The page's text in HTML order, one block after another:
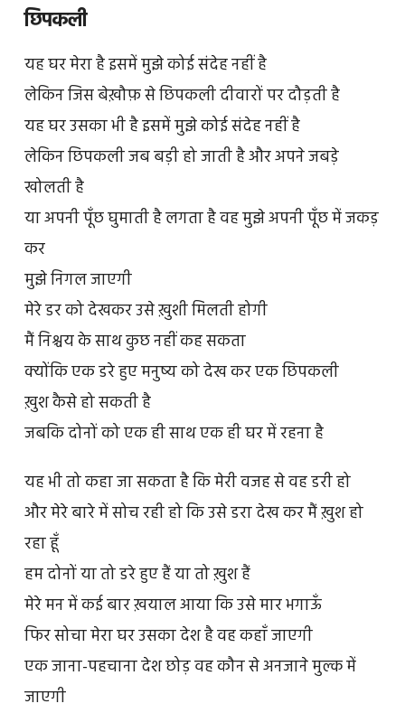
छिपकली
यह घर मेरा है इसमें मुझे कोई संदेह नहीं है
लेकिन जिस बेख़ौफ़ से छिपकली दीवारों पर दौड़ती है
यह घर उसका भी है इसमें मुझे कोई संदेह नहीं है
लेकिन छिपकली जब बड़ी हो जाती है और अपने जबड़े
खोलती है
या अपनी पूँछ घुमाती है लगता है वह मुझे अपनी पूँछ में जकड़
कर
मुझे निगल जाएगी
मेरे डर को देखकर उसे ख़ुशी मिलती होगी
मैं निश्चय के साथ कुछ नहीं कह सकता
क्योंकि एक डरे हुए मनुष्य को देख कर एक छिपकली
ख़ुश कैसे हो सकती है
जबकि दोनों को एक ही साथ एक ही घर में रहना है
यह भी तो कहा जा सकता है कि मेरी वजह से वह डरी हो
और मेरे बारे में सोच रही हो कि उसे डरा देख कर मैं ख़ुश हो
रहा हूँ
हम दोनों या तो डरे हुए हैं या तो ख़ुश हैं
मेरे मन में कई बार ख़याल आया कि उसे मार भगाऊँ
फिर सोचा मेरा घर उसका देश है वह कहाँ जाएगी
एक जाना-पहचाना देश छोड़ वह कौन से अनजाने मुल्क में
जाएगी